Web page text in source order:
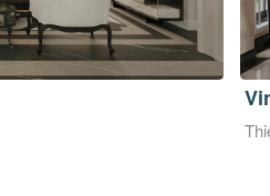
Thiết kế nội